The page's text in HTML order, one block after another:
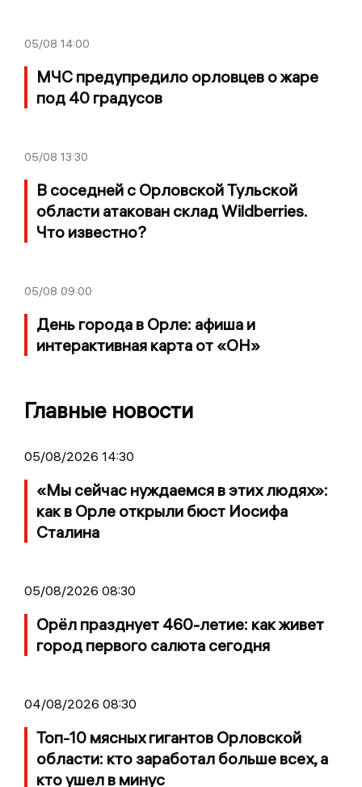
05/08 14:00
МЧС предупредило орловцев о жаре
под 40 градусов
05/08 13:30
В соседней с Орловской Тульской
области атакован склад Wildberries.
Что известно?
05/08 09:00
День города в Орле: афиша и
интерактивная карта от «ОН»
Главные новости
05/08/2026 14:30
«Мы сейчас нуждаемся в этих людях»:
как в Орле открыли бюст Иосифа
Сталина
05/08/2026 08:30
Орёл празднует 460-летие: как живет
город первого салюта сегодня
04/08/2026 08:30
Топ-10 мясных гигантов Орловской
области: кто заработал больше всех, а
кто ушел в минус